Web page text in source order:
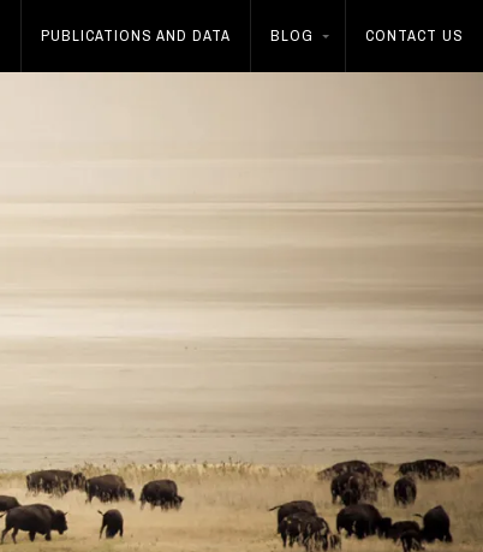
PUBLICATIONS AND DATA BLOG CONTACT US